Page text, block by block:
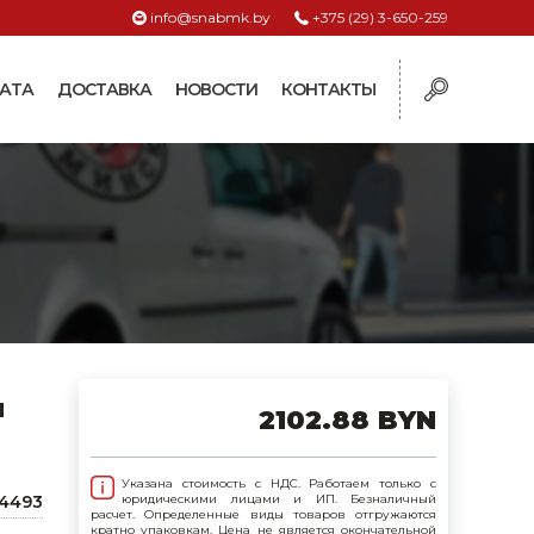
+375 (29) 3-650-259
info@snabmk.by
ДОСТАВКА НОВОСТИ КОНТАКТЫ
и
для птиц
2102.88 BYN
Указана стоимость с НДС. Работаем только с
юридическими лицами и ИП. Безналичный
расчет. Определенные виды товаров отгружаются
кратно упаковкам. Цена не является окончательной